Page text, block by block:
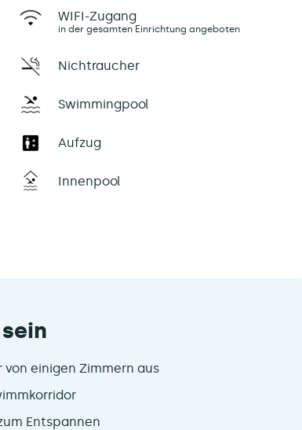
WIFI-Zugang
in der gesamten Einrichtung angeboten
Nichtraucher
Swimmingpool
Aufzug
Innenpool
einigen Zimmern aus
Entspannen